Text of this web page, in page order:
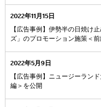
2022年11月15日
【広告事例】伊勢半の日焼け
ズ」のプロモーション施策＜前
2022年5月9日
【広告事例】ニュージーラン
編＞を公開